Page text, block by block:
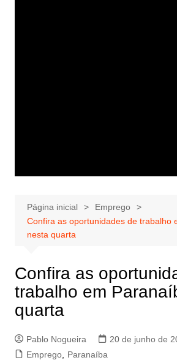
Página inicial
Emprego
Confira as oportunidades de trabalho
nesta quarta
Confira as
trabalho em
quarta
Pablo Nogueira 20 de junho de
Emprego, Paranaíba